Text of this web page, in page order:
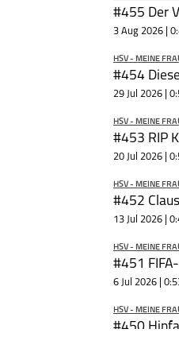
Äußerungen von
zu eigen.
3 Aug 2026 |
HSV - MEINE
#454
29 Jul 2026 |
HSV - MEINE
#453 RIP
20 Jul 2026 |
HSV - MEINE
#452
13 Jul 2026 |
HSV - MEINE
#451
6 Jul 2026 |
HSV - MEINE
#450